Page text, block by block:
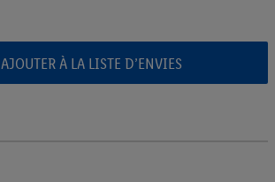
AJOUTER À LA LISTE D’ENVIES